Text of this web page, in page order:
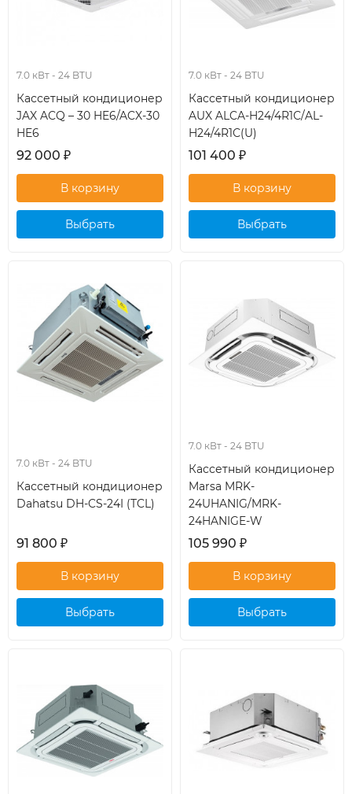
7.0 кВт - 24 BTU
Кассетный кондиционер
JAX ACQ – 30 HE6/ACX-30
HE6
92 000 ₽
Выбрать
7.0 кВт - 24 BTU
Кассетный кондиционер
AUX ALCA-H24/4R1С/AL-
H24/4R1С(U)
101 400 ₽
Выбрать
7.0 кВт - 24 BTU
Кассетный кондиционер
Dahatsu DH-CS-24I (TCL)
91 800 ₽
Выбрать
7.0 кВт - 24 BTU
Кассетный кондиционер
Marsa MRK-
24UHANIG/MRK-
24HANIGE-W
105 990 ₽
Выбрать